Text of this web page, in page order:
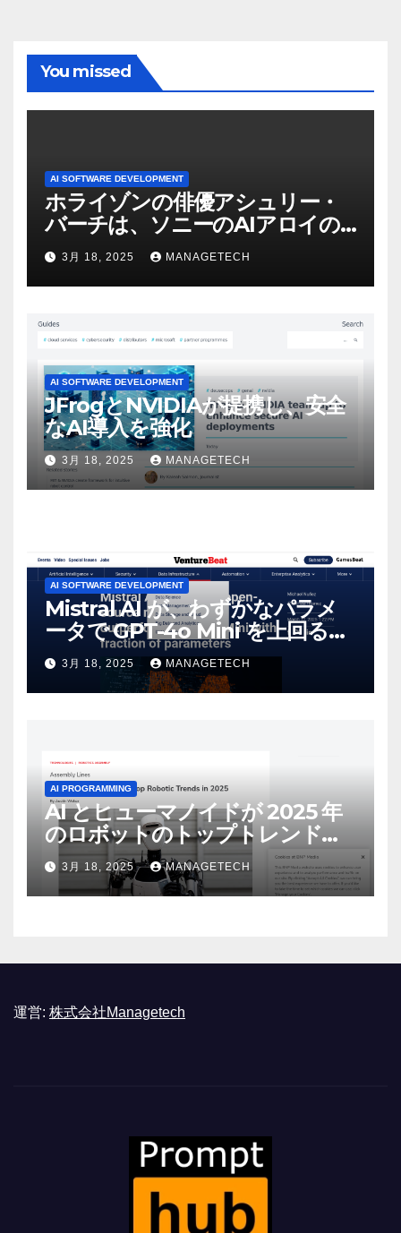
You missed
AI SOFTWARE DEVELOPMENT
ホライゾンの俳優アシュリー・
バーチは、ソニーのAIアロイの
ビデオを見て「ゲームパフォー
マンスという芸術形式に不安を
感じた」と語る – IGN
3月 18, 2025 MANAGETECH
AI SOFTWARE DEVELOPMENT
JFrogとNVIDIAが提携し、安全
なAI導入を強化
3月 18, 2025 MANAGETECH
AI SOFTWARE DEVELOPMENT
Mistral AI が、わずかなパラメ
ータで GPT-4o Mini を上回る新
しいオープンソース モデルをリ
リース | VentureBeat
3月 18, 2025 MANAGETECH
AI PROGRAMMING
AI とヒューマノイドが 2025 年
のロボットのトップトレンドに |
ASSEMBLY
3月 18, 2025 MANAGETECH
運営: 株式会社Managetech